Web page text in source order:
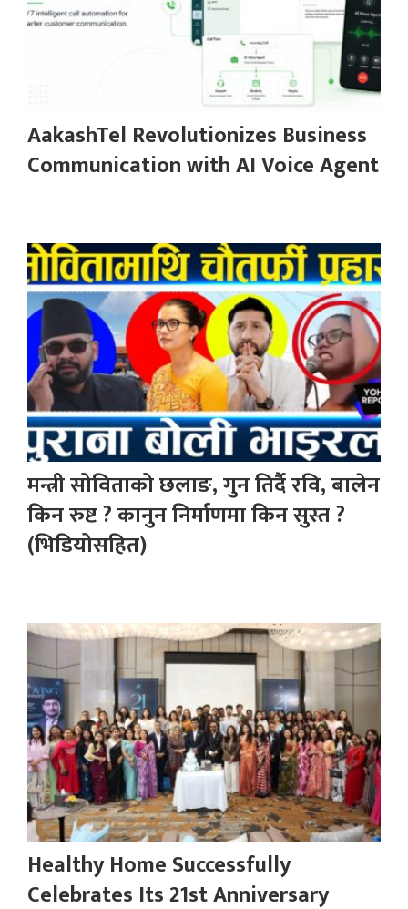
AakashTel Revolutionizes Business
Communication with AI Voice Agent
मन्त्री सोविताको छलाङ, गुन तिर्दै रवि, बालेन
किन रुष्ट ? कानुन निर्माणमा किन सुस्त ?
(भिडियोसहित)
Healthy Home Successfully
Celebrates Its 21st Anniversary